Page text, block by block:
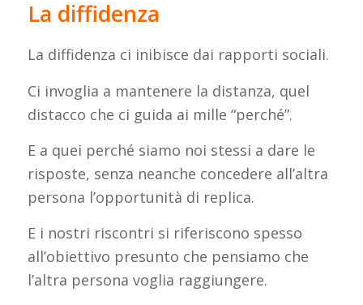
La diffidenza
La diffidenza ci inibisce dai rapporti sociali.
Ci invoglia a mantenere la distanza, quel
distacco che ci guida ai mille “perché”.
E a quei perché siamo noi stessi a dare le
risposte, senza neanche concedere all’altra
persona l’opportunità di replica.
E i nostri riscontri si riferiscono spesso
all’obiettivo presunto che pensiamo che
l’altra persona voglia raggiungere.